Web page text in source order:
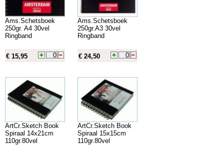
Ams.Schetsboek
250gr. A4 30vel
Ringband
€ 15,95
Ams.Schetsboek
250gr.A3 30vel
Ringband
€ 24,50
ArtCr.Sketch Book
Spiraal 14x21cm
110gr.80vel
ArtCr.Sketch Book
Spiraal 15x15cm
110gr.80vel